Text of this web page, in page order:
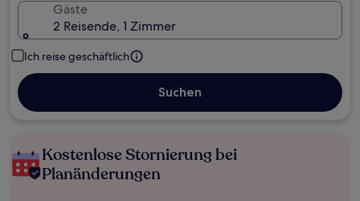
Gäste
2 Reisende, 1 Zimmer
Ich reise geschäftlich
Suchen
Kostenlose Stornierung bei
Planänderungen